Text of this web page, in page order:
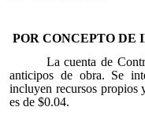
POR CONCEPTO DE
La cuenta de
anticipos de obra. Se
incluyen recursos propios
es de $0.04.